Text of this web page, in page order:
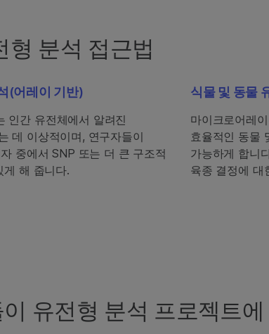
형 분석 접근법
(어레이 기반)
인간 유전체에서 알려진
데 이상적이며, 연구자들이
중에서 SNP 또는 더 큰 구조적
게 해 줍니다.
식물 및 동물
마이크로어레
효율적인 동물
가능하게 합니
육종 결정에 대
유전형 분석 프로젝트